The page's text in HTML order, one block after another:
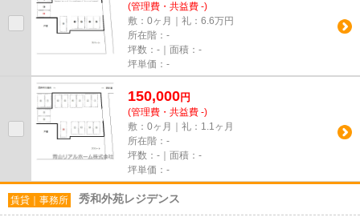
(管理費・共益費 -)
敷：0ヶ月｜礼：6.6万円
所在階：-
坪数：-｜面積：-
坪単価：-
150,000円
(管理費・共益費 -)
敷：0ヶ月｜礼：1.1ヶ月
所在階：-
坪数：-｜面積：-
坪単価：-
賃貸｜事務所 秀和外苑レジデンス